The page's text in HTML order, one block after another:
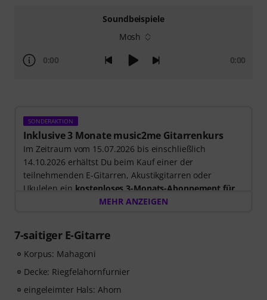
Soundbeispiele
Mosh
0:00 0:00
SONDERAKTION
Inklusive 3 Monate music2me Gitarrenkurs
Im Zeitraum vom 15.07.2026 bis einschließlich
14.10.2026 erhältst Du beim Kauf einer der
teilnehmenden E-Gitarren, Akustikgitarren oder
Ukulelen ein kostenloses 3-Monats-Abonnement für
einen Onlinekurs von music2me im Wert von EUR
zugesendet. Das music2me Abo endet nach Ablauf
automatisch.
Music2Me, dein Online-Lernportal für Musik mit einem
pädagogischen Konzept von studierten Musiklehrern.
Ausgezeichnet mit dem deutschen Bildungs-Award
MEHR ANZEIGEN
7-saitiger E-Gitarre
Korpus: Mahagoni
Decke: Riegfelahornfurnier
eingeleimter Hals: Ahorn